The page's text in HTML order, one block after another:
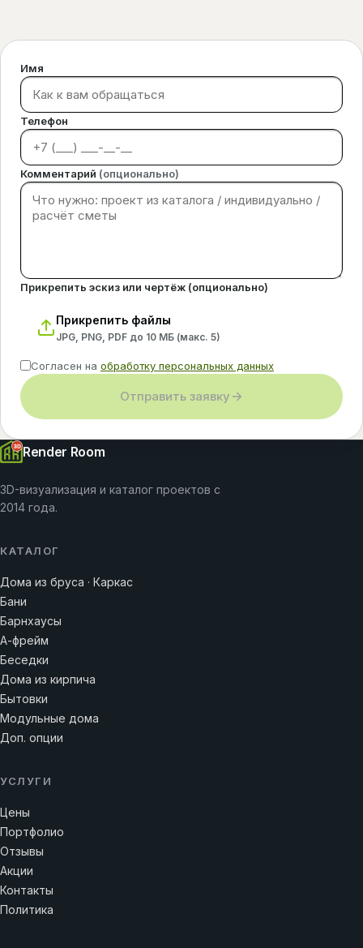
Имя
Телефон
Комментарий (опционально)
Прикрепить эскиз или чертёж (опционально)
Прикрепить файлы
JPG, PNG, PDF до 10 МБ (макс. 5)
Согласен на обработку персональных данных
Отправить заявку
Render Room
3D-визуализация и каталог проектов с
2014 года.
КАТАЛОГ
Дома из бруса · Каркас
Бани
Барнхаусы
А-фрейм
Беседки
Дома из кирпича
Бытовки
Модульные дома
Доп. опции
УСЛУГИ
Цены
Портфолио
Отзывы
Акции
Контакты
Политика